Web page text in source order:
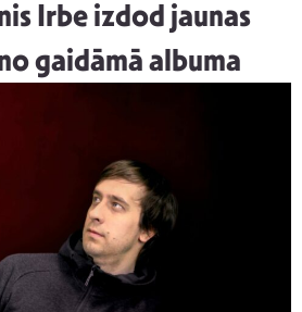
Irbe izdod jaunas
gaidāmā albuma